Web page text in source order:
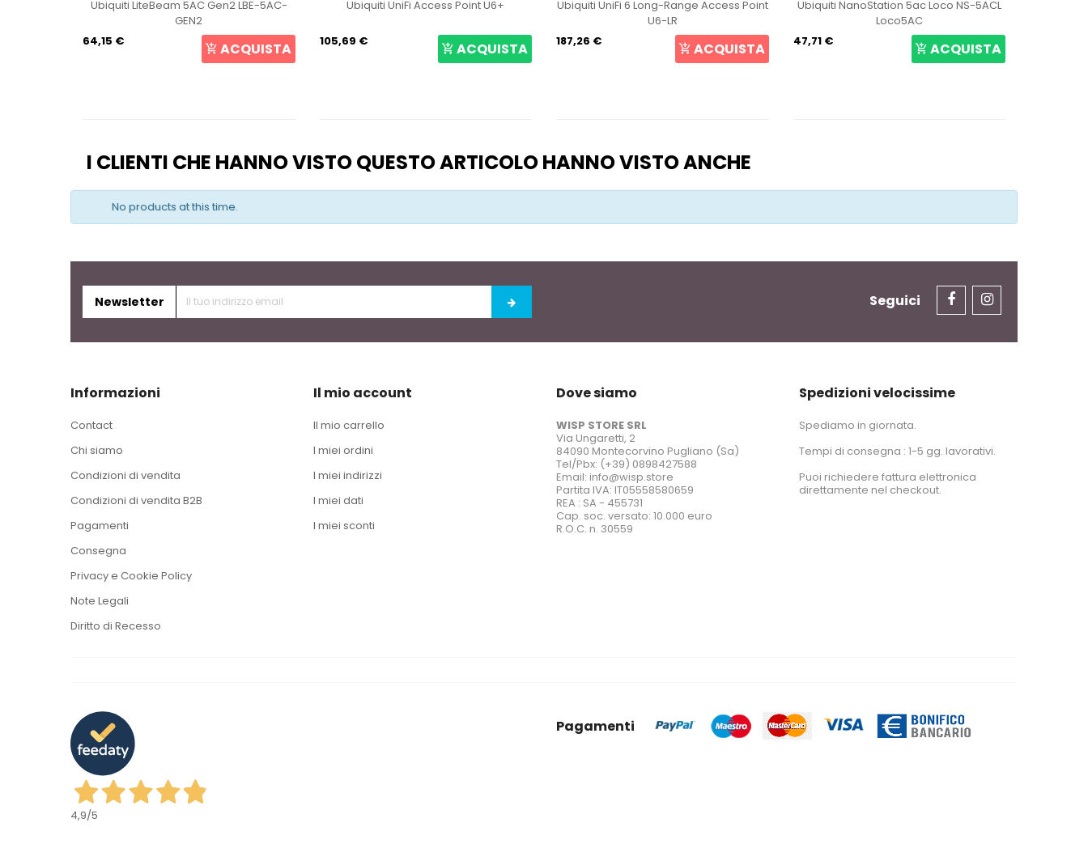
Ubiquiti LiteBeam 5AC Gen2 LBE-5AC-
GEN2
64,15 €
ACQUISTA
Ubiquiti UniFi Access Point U6+
105,69 € ACQUISTA
Ubiquiti UniFi 6 Long-Range Access Point
U6-LR
187,26 €
ACQUISTA
Ubiquiti NanoStation 5ac Loco NS-5ACL
Loco5AC
47,71 €
ACQUISTA 167,23 €
I CLIENTI CHE HANNO VISTO QUESTO ARTICOLO HANNO VISTO ANCHE
No products at this time.
Newsletter Seguici
Informazioni
Contact
Chi siamo
Condizioni di vendita
Condizioni di vendita B2B
Pagamenti
Consegna
Privacy e Cookie Policy
Note Legali
Diritto di Recesso
Il mio account
Il mio carrello
I miei ordini
I miei indirizzi
I miei dati
I miei sconti
Dove siamo
WISP STORE SRL
Via Ungaretti, 2
84090 Montecorvino Pugliano (Sa)
Tel/Pbx: (+39) 0898427588
Email: info@wisp.store
Partita IVA: IT05558580659
REA : SA - 455731
Cap. soc. versato: 10.000 euro
R.O.C. n. 30559
Spedizioni velocissime
Spediamo in giornata.
Tempi di consegna : 1-5 gg. lavorativi.
Puoi richiedere fattura elettronica
direttamente nel checkout.
4,9/5
Pagamenti